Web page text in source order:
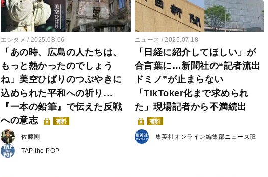
エンタメ 2025.08.06
「あの時、広島の人たちは、
もっと熱かったのでしょう
ね」美空ひばりのつぶやきに
込められた平和への祈り…
『一本の鉛筆』で伝えた反戦
への意志
有料
佐藤剛
TAP the POP
ニュース 2026.07.18
「日経に紹介してほしい」が
合言葉に…新聞社の“記者流出
ドミノ”が止まらない
「TikToker化まで求められ
た」現場記者から不満続出
有料
集英社オンライン編集部ニュース班